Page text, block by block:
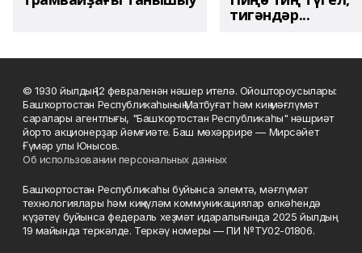
тигәндәр...
© 1930 йылдың 12 февраленән нәшер ителә. Ойоштороусылары:
Башҡортостан Республикаһының Матбуғат һәм киң мәғлүмәт
саралары агентлығы, "Башҡортостан Республикаһы" нәшриәт
йорто акционерҙар йәмғиәте. Баш мөхәррире — Мирсәйет
Ғүмәр улы Юнысов.
Об использовании персональных данных
Башҡортостан Республикаһы буйынса элемтә, мәғлүмәт
технологиялары һәм киңкүләм коммуникациялар өлкәһендә
күҙәтеү буйынса федераль хеҙмәт идаралығында 2025 йылдың
19 майында теркәлде. Теркәү номеры — ПИ №ТУ02-01806.